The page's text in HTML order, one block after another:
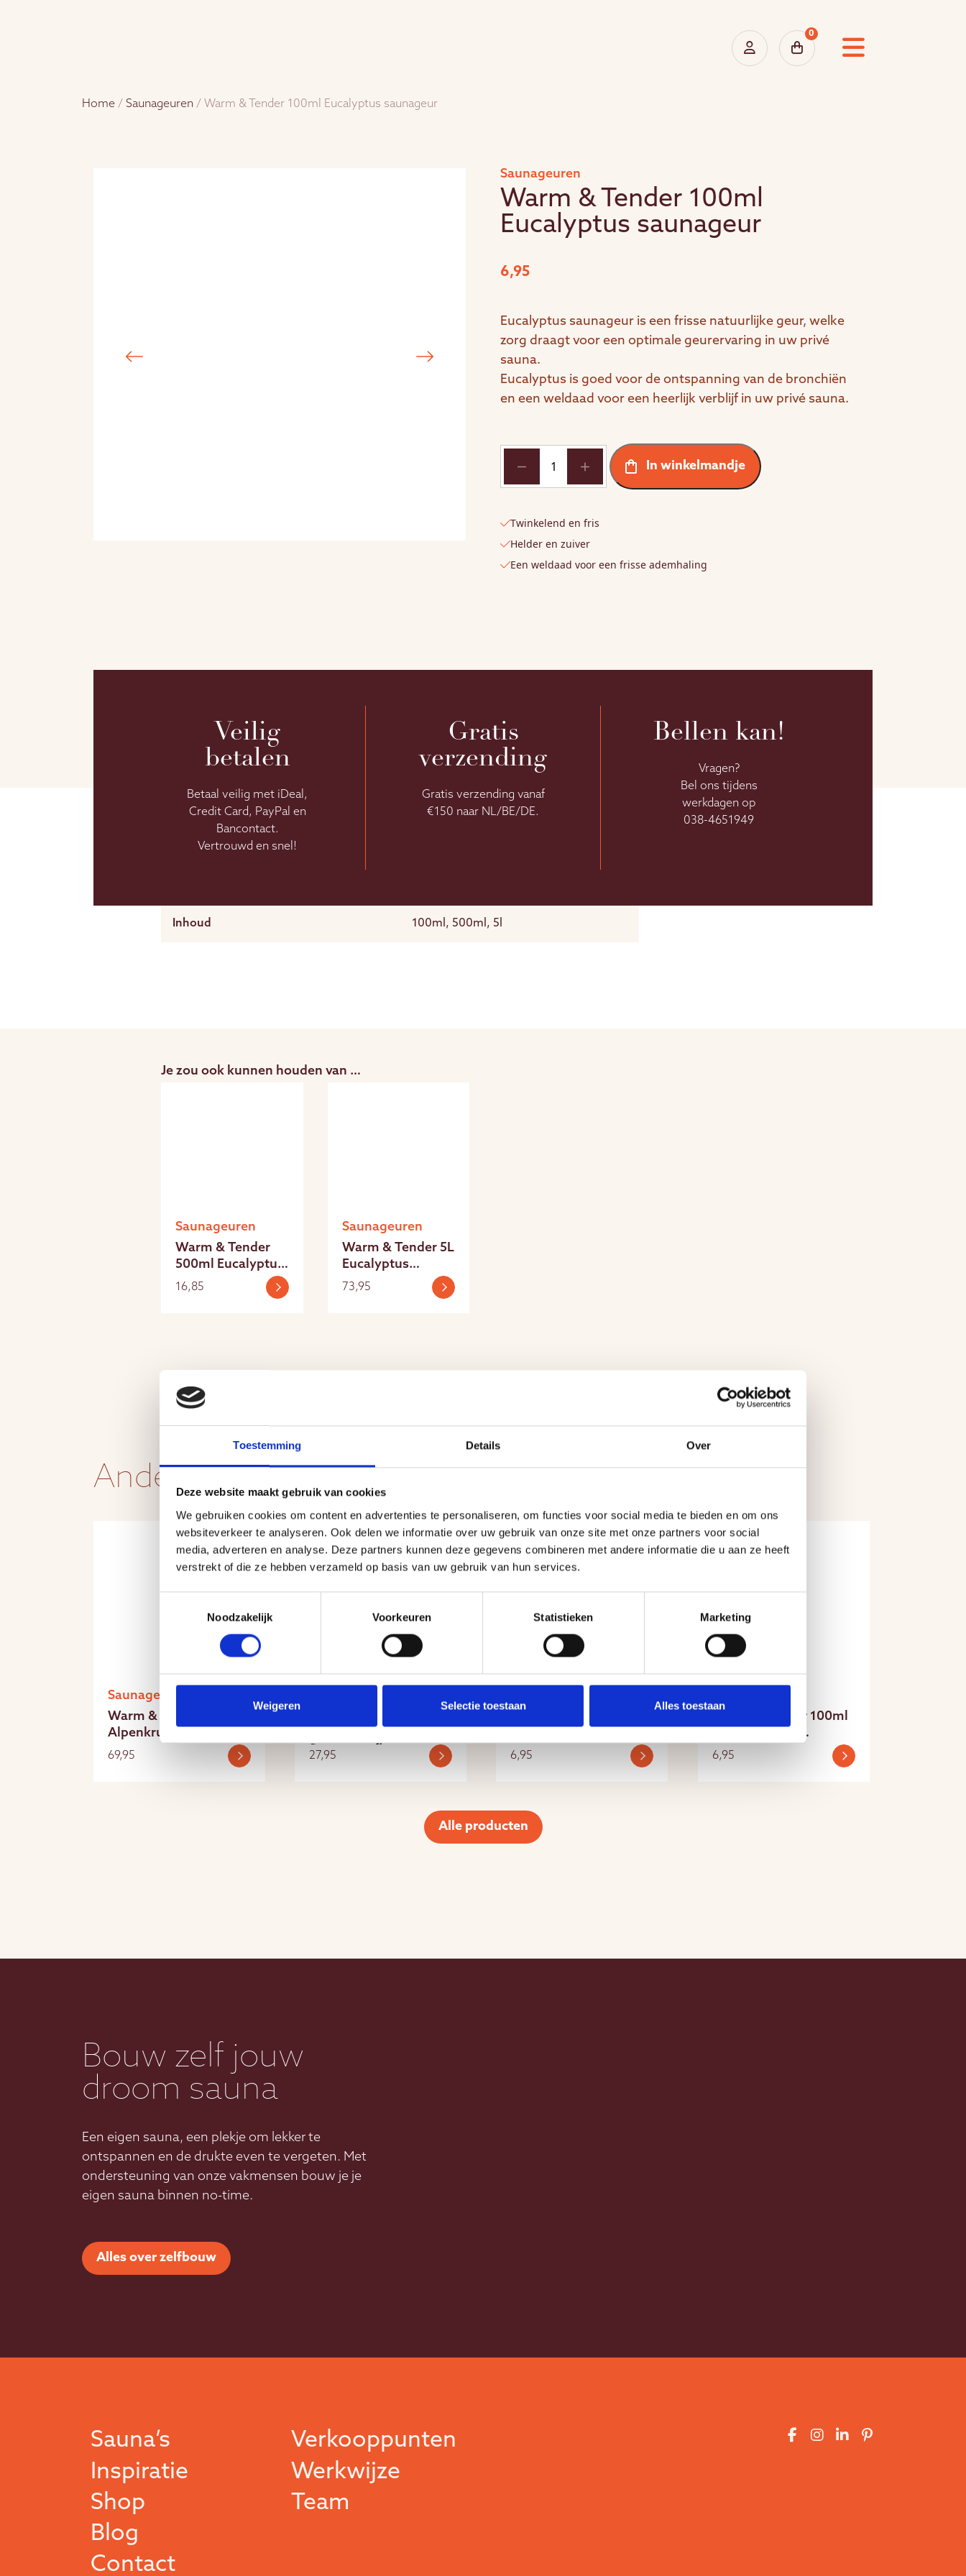
Toestemming Details Over
Deze website maakt gebruik van cookies
We gebruiken cookies om content en advertenties te personaliseren, om functies voor social media te bieden en om ons
websiteverkeer te analyseren. Ook delen we informatie over uw gebruik van onze site met onze partners voor social
media, adverteren en analyse. Deze partners kunnen deze gegevens combineren met andere informatie die u aan ze heeft
verstrekt of die ze hebben verzameld op basis van uw gebruik van hun services.
Noodzakelijk
Voorkeuren Statistieken Marketing
Weigeren Selectie toestaan Alles toestaan
0
Home / Saunageuren / Warm & Tender 100ml Eucalyptus saunageur
Saunageuren
Warm & Tender 100ml
Eucalyptus saunageur
6,95
Eucalyptus saunageur is een frisse natuurlijke geur, welke
zorg draagt voor een optimale geurervaring in uw privé
sauna.
Eucalyptus is goed voor de ontspanning van de bronchiën
en een weldaad voor een heerlijk verblijf in uw privé sauna.
Tender
Eucalyptus
saunageur
aantal
In winkelmandje
Twinkelend en fris
Helder en zuiver
Een weldaad voor een frisse ademhaling
Veilig
betalen
Betaal veilig met iDeal,
Credit Card, PayPal en
Bancontact.
Vertrouwd en snel!
Gratis
verzending
Gratis verzending vanaf
€150 naar NL/BE/DE.
Bellen kan!
Vragen?
Bel ons tijdens
werkdagen op
038-4651949
Inhoud 100ml, 500ml, 5l
Je zou ook kunnen houden van …
Saunageuren
Warm & Tender
500ml Eucalyptus
saunageur
16,85
Saunageuren
Warm & Tender 5L
Eucalyptus
saunageur
73,95
Andere producten
Saunageuren
Warm & Tender 5L
Alpenkruiden
saunageur
69,95
Saunageurflessen
27,95
saunageur
6,95
Warm & Tender 100ml
saunageur
6,95
Alle producten
Bouw zelf jouw
droom sauna
Een eigen sauna, een plekje om lekker te
ontspannen en de drukte even te vergeten. Met
ondersteuning van onze vakmensen bouw je je
eigen sauna binnen no-time.
Alles over zelfbouw
Sauna’s
Inspiratie
Shop
Blog
Contact
Verkooppunten
Werkwijze
Team